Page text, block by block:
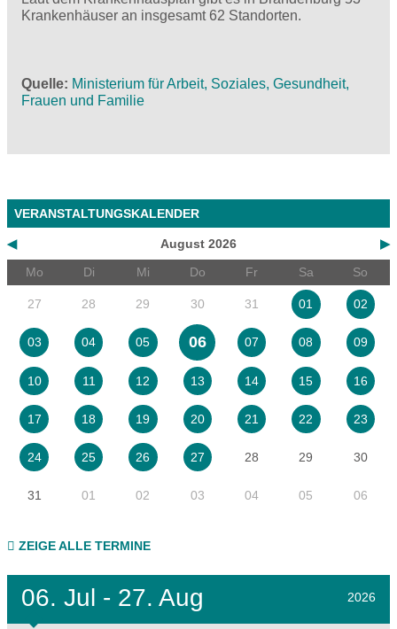
Krankenhäuser an insgesamt 62 Standorten.
Quelle
Ministerium für Arbeit, Soziales, Gesundheit,
Frauen und Familie
VERANSTALTUNGSKALENDER
◀ ▶
August 2026
Mo
Di Mi Do Fr Sa So
27 28 29 30 31 01 02
03 04 05 06 07 08 09
10 11 12 13 14 15 16
17 18 19 20 21 22 23
24 25 26 27 28 29 30
31 01 02 03 04 05 06
ZEIGE ALLE TERMINE
06. Jul - 27. Aug 2026